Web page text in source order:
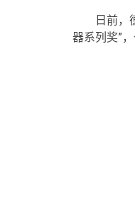
日前，
器系列奖”